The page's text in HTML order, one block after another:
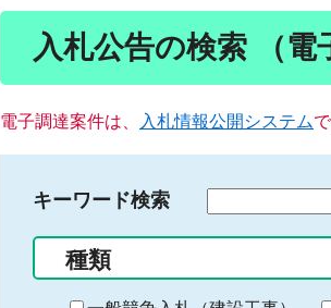
入札公告の検索 （電
電子調達案件は、 入札情報公開システム
キーワード検索
る
種類